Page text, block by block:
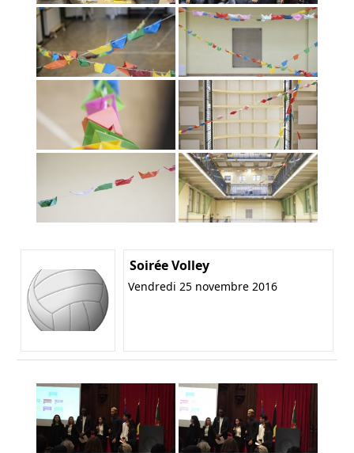
Soirée Volley
Vendredi 25 novembre 2016